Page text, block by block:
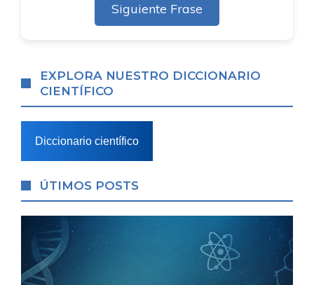
Siguiente Frase
EXPLORA NUESTRO DICCIONARIO
CIENTÍFICO
Diccionario científico
ÚTIMOS POSTS